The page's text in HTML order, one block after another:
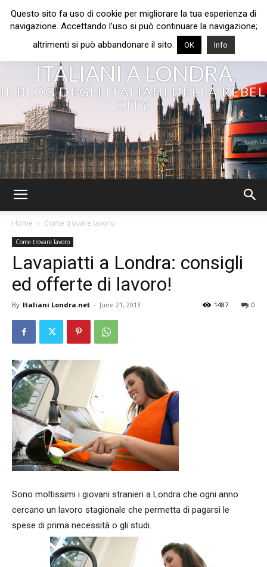
ITALIANI A LONDRA
IL BLOG DEGLI ITALIANI NELLA REBEL
CITY
Home Come trovare lavoro
Come trovare lavoro
Lavapiatti a Londra: consigli
ed offerte di lavoro!
By Italiani Londra.net - June 21, 2013 0
1487
Sono moltissimi i giovani stranieri a Londra che ogni anno
cercano un lavoro stagionale che permetta di pagarsi le
spese di prima necessità o gli studi.
Questo sito fa uso di cookie per migliorare la tua esperienza di
navigazione. Accettando l’uso si può continuare la navigazione;
altrimenti si può abbandonare il sito.
OK Info